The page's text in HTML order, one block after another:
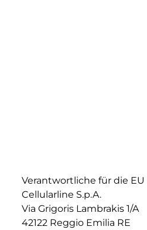
Verantwortliche für die EU
Cellularline S.p.A.
Via Grigoris Lambrakis 1/A
42122 Reggio Emilia RE